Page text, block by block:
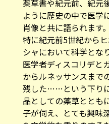
薬草書や紀元前、紀元
ように歴史の中で医学
肖像と共に語られます。
特に紀元前5世紀から
シャにおいて科学とな
医学者ディスコリデと
からルネッサンスまで
残した……という下り
品としての薬草ととも
子が伺え、とても興味